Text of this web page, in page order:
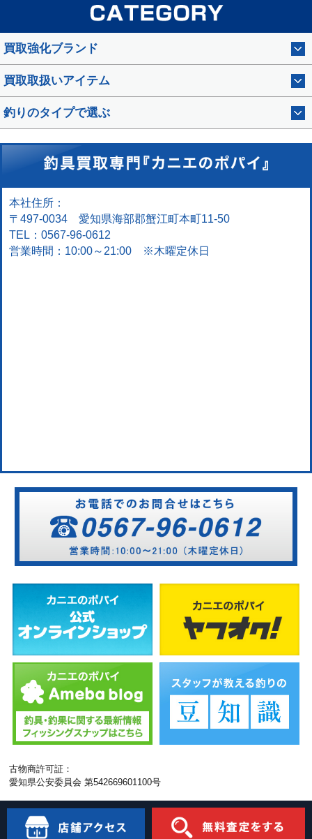
買取強化ブランド
買取取扱いアイテム
釣りのタイプで選ぶ
本社住所：
〒497-0034 愛知県海部郡蟹江町本町11-50
TEL：0567-96-0612
営業時間：10:00～21:00 ※木曜定休日
古物商許可証：
愛知県公安委員会 第542669601100号
モバイル PC